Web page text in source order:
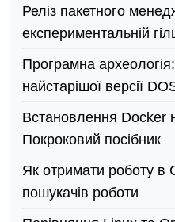
Реліз пакетного
експериментальній
Програмна
найстарішої версії
Встановлення Docker
Покроковий посібник
Як отримати роботу в
пошукачів роботи